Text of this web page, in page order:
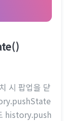
시 팝업을 닫
history.push